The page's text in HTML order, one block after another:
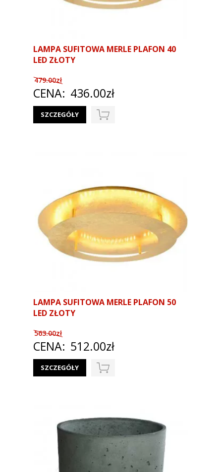
LAMPA SUFITOWA MERLE PLAFON 40
LED ZŁOTY
479.00zł
CENA: 436.00zł
SZCZEGÓŁY
LAMPA SUFITOWA MERLE PLAFON 50
LED ZŁOTY
563.00zł
CENA: 512.00zł
SZCZEGÓŁY